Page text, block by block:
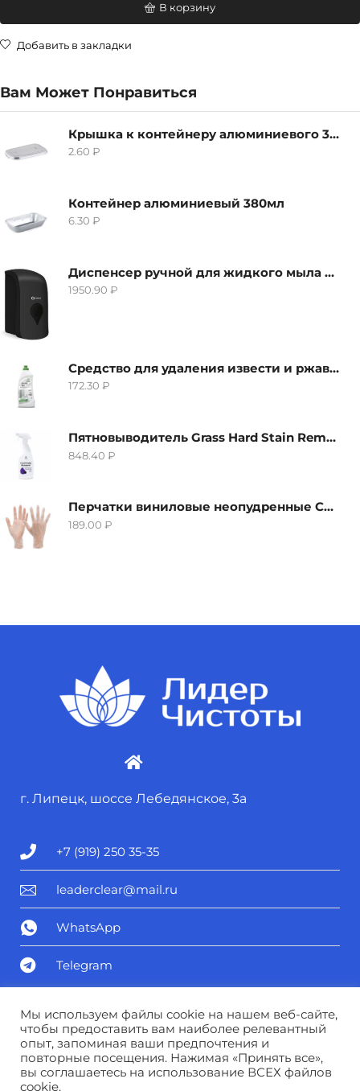
В корзину
Добавить в закладки
Вам Может Понравиться
Крышка к контейнеру алюминиевого 380мл
2.60 ₽
Контейнер алюминиевый 380мл
6.30 ₽
Диспенсер ручной для жидкого мыла Grass IT-0638, черный
1950.90 ₽
Средство для удаления извести и ржавчины Grass Gloss-Gel, 500мл
172.30 ₽
Пятновыводитель Grass Hard Stain Remover, 600мл
848.40 ₽
Перчатки виниловые неопудренные CTP-BS, размер S
189.00 ₽
г. Липецк, шоссе Лебедянское, 3а
+7 (919) 250 35-35
leaderclear@mail.ru
WhatsApp
Telegram
Политика конфиденциальности
Соглашение о персональных данных
Мы используем файлы cookie на нашем веб-сайте,
чтобы предоставить вам наиболее релевантный
опыт, запоминая ваши предпочтения и
повторные посещения. Нажимая «Принять все»,
вы соглашаетесь на использование ВСЕХ файлов
cookie.